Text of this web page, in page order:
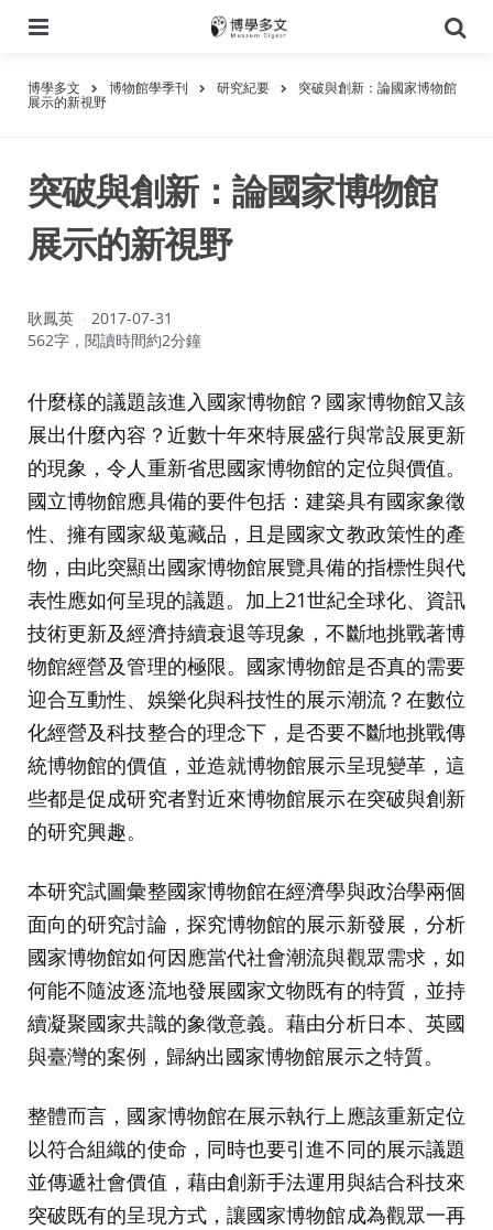
尋
博學多文 博物館學季刊 研究紀要 突破與創新：論國家博物館
展示的新視野
突破與創新：論國家博物館
展示的新視野
作
者：
耿鳳英
2017-07-31
562字，閱讀時間約2分鐘
什麼樣的議題該進入國家博物館？國家博物館又該
展出什麼內容？近數十年來特展盛行與常設展更新
的現象，令人重新省思國家博物館的定位與價值。
國立博物館應具備的要件包括：建築具有國家象徵
性、擁有國家級蒐藏品，且是國家文教政策性的產
物，由此突顯出國家博物館展覽具備的指標性與代
表性應如何呈現的議題。加上21世紀全球化、資訊
技術更新及經濟持續衰退等現象，不斷地挑戰著博
物館經營及管理的極限。國家博物館是否真的需要
迎合互動性、娛樂化與科技性的展示潮流？在數位
化經營及科技整合的理念下，是否要不斷地挑戰傳
統博物館的價值，並造就博物館展示呈現變革，這
些都是促成研究者對近來博物館展示在突破與創新
的研究興趣。
本研究試圖彙整國家博物館在經濟學與政治學兩個
面向的研究討論，探究博物館的展示新發展，分析
國家博物館如何因應當代社會潮流與觀眾需求，如
何能不隨波逐流地發展國家文物既有的特質，並持
續凝聚國家共識的象徵意義。藉由分析日本、英國
與臺灣的案例，歸納出國家博物館展示之特質。
整體而言，國家博物館在展示執行上應該重新定位
以符合組織的使命，同時也要引進不同的展示議題
並傳遞社會價值，藉由創新手法運用與結合科技來
突破既有的呈現方式，讓國家博物館成為觀眾一再